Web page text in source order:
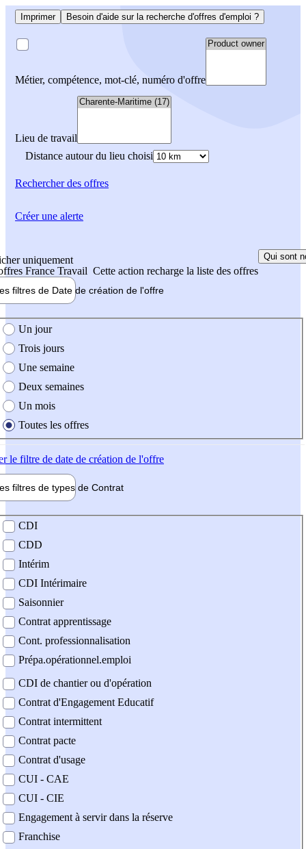
Imprimer Besoin d'aide sur la recherche d'offres d'emploi ?
Métier, compétence, mot-clé, numéro d'offre
Lieu de travail
Distance autour du lieu choisi
Rechercherdes offres
uniquement
France Travail Cette action recharge la liste des offres
Qui sont
filtres de Date de création de l'offre
création de l'offre
Un jour
Trois jours
Une semaine
Deux semaines
Un mois
Toutes les offres
le filtre de date de création de l'offre
filtres de types de Contrat
contrat
CDI
CDD
Intérim
CDI Intérimaire
Saisonnier
Contrat apprentissage
Cont. professionnalisation
Prépa.opérationnel.emploi
CDI de chantier ou d'opération
Contrat d'Engagement Educatif
Contrat intermittent
Contrat pacte
Contrat d'usage
CUI - CAE
CUI - CIE
Engagement à servir dans la réserve
Franchise
Créer une alerte